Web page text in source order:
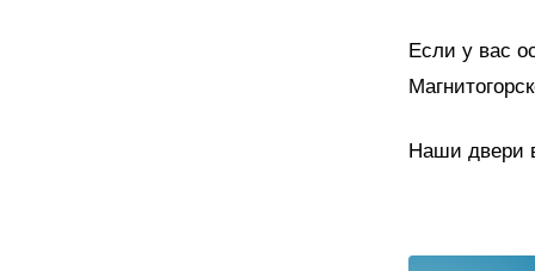
Если у вас
Наши двери